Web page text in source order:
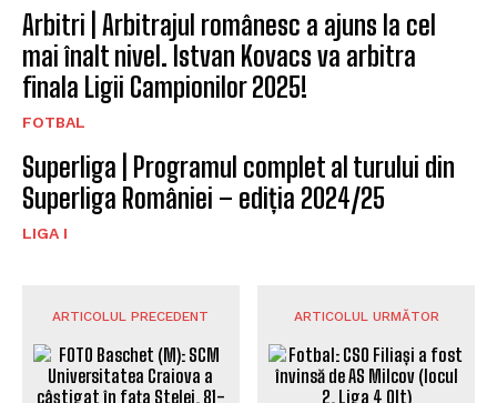
Arbitri | Arbitrajul românesc a ajuns la cel
mai înalt nivel. Istvan Kovacs va arbitra
finala Ligii Campionilor 2025!
FOTBAL
Superliga | Programul complet al turului din
Superliga României – ediția 2024/25
LIGA I
ARTICOLUL PRECEDENT ARTICOLUL URMĂTOR